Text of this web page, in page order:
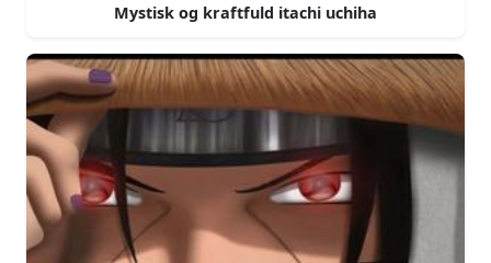
Mystisk og kraftfuld itachi uchiha